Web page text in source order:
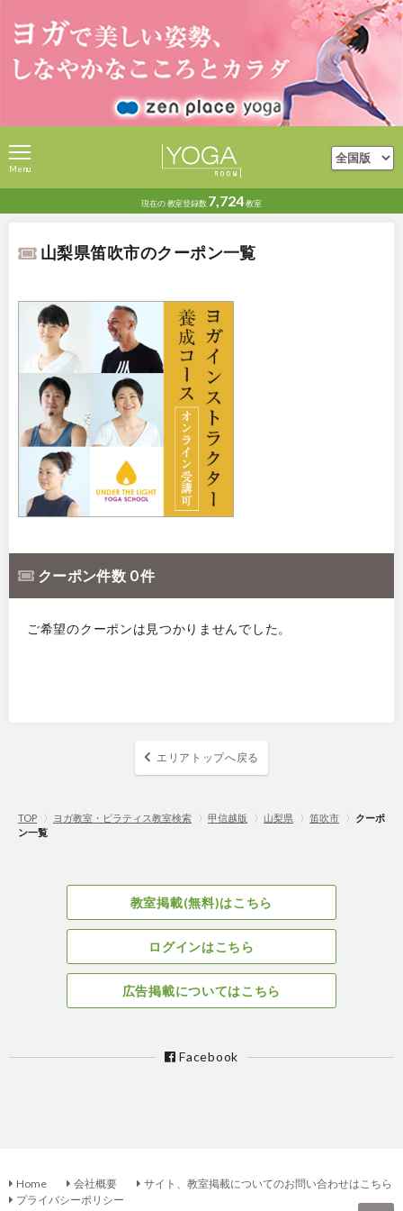
現在の教室登録数 7,724教室
Menu
山梨県笛吹市のクーポン一覧
クーポン件数 0 件
ご希望のクーポンは見つかりませんでした。
エリアトップへ戻る
TOP 〉 ヨガ教室・ピラティス教室検索 〉 甲信越版 〉 山梨県 〉 笛吹市 〉 クーポ
ン一覧
教室掲載(無料)はこちら
ログインはこちら
広告掲載についてはこちら
Facebook
Home 会社概要
サイト、教室掲載についてのお問い合わせはこちら
プライバシーポリシー